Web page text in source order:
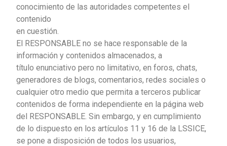
conocimiento de las autoridades competentes el
contenido
en cuestión.
El RESPONSABLE no se hace responsable de la
información y contenidos almacenados, a
títuloenunciativo pero no limitativo, en foros, chats,
generadores de blogs, comentarios, redes sociales o
cualquier otro medio que permita a terceros publicar
contenidos de forma independiente en la página web
del RESPONSABLE. Sin embargo, y en cumplimiento
de lo dispuesto en los artículos 11 y 16 de la LSSICE,
se pone a disposición de todos los usuarios,